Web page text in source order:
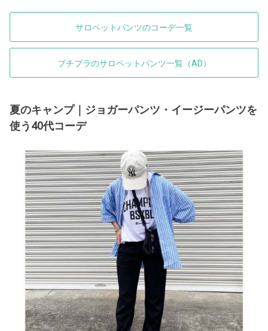
サロペットパンツのコーデ一覧
プチプラのサロペットパンツ一覧（AD）
夏のキャンプ｜ジョガーパンツ・イージーパンツを
使う40代コーデ